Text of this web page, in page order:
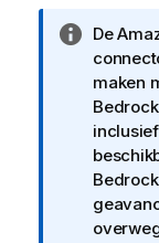
I
n
f
o
r
m
a
t
i
De
maken
Bedrock
Bedrock